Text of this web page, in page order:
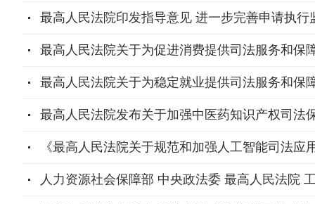
最高人民法院印发指导意见 进一步完善申请执行
最高人民法院关于为促进消费提供司法服务和保
最高人民法院关于为稳定就业提供司法服务和保
最高人民法院发布关于加强中医药知识产权司法
《最高人民法院关于规范和加强人工智能司法应
人力资源社会保障部 中央政法委 最高人民法院